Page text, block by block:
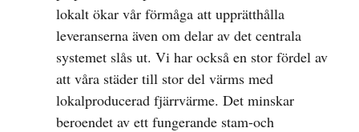
lokalt ökar vår förmåga att upprätthålla
leveranserna även om delar av det centrala
systemet slås ut. Vi har också en stor fördel av
att våra städer till stor del värms med
lokalproducerad fjärrvärme. Det minskar
beroendet av ett fungerande stam-och